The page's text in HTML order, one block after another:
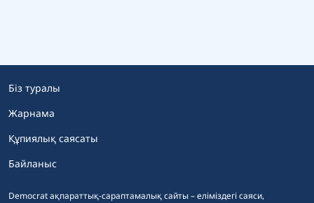
Democrat ақпараттық-сараптамалық сайты – еліміздегі саяси,
Біз туралы
Жарнама
Құпиялық саясаты
Байланыс